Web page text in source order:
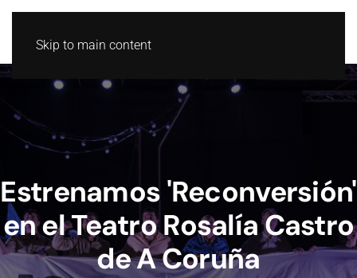
Skip to main content
Estrenamos 'Reconversión'
en el Teatro Rosalía Castro
de A Coruña